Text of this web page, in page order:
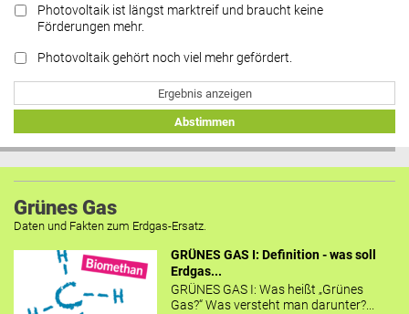
Photovoltaik ist längst marktreif und braucht keine
Förderungen mehr.
Photovoltaik gehört noch viel mehr gefördert.
Ergebnis anzeigen
Abstimmen
Grünes Gas
Daten und Fakten zum Erdgas-Ersatz.
GRÜNES GAS I: Definition - was soll
Erdgas...
GRÜNES GAS I: Was heißt „Grünes
Gas?“ Was versteht man darunter?...